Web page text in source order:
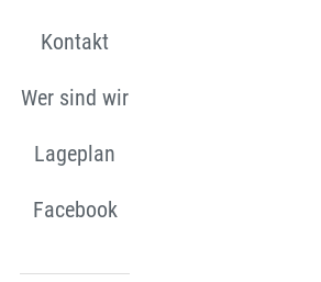
Kontakt
Wer sind wir
Lageplan
Facebook